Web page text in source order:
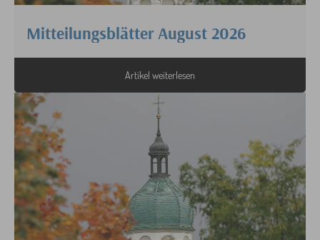
Mitteilungsblätter August 2026
Artikel weiterlesen